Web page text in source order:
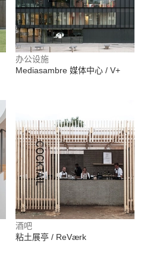
办公设施
Mediasambre 媒体中心 / V+
酒吧
粘土展亭 / ReVærk